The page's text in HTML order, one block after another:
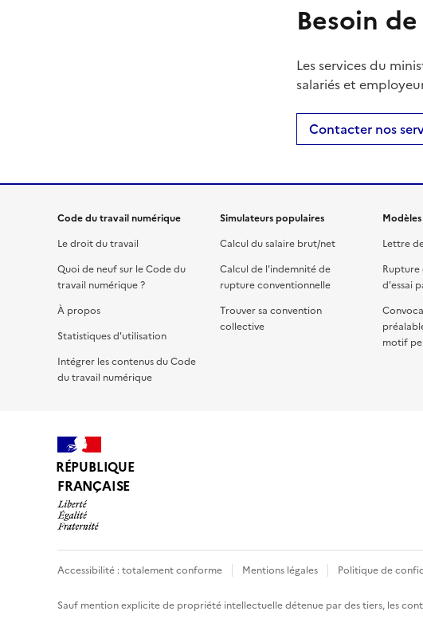
Besoin
Les services du
salariés et
Contacter nos
Code du travail numérique
Le droit du travail
Quoi de neuf sur le Code du
travail numérique ?
À propos
Statistiques d'utilisation
Intégrer les contenus du Code
du travail numérique
Simulateurs populaires
Calcul du salaire brut/net
Calcul de l'indemnité de
rupture conventionnelle
Trouver sa convention
collective
Lettre
d'essai
motif
RÉPUBLIQUE
FRANÇAISE
Accessibilité : totalement conforme Mentions légales Politique de
Sauf mention explicite de propriété intellectuelle détenue par des tiers, les